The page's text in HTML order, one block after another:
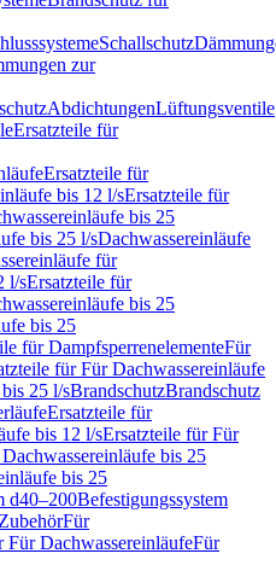
Schallschutz
zur
AbdichtungenLüftungsventile
Ersatzteile für
Ersatzteile für
bis 12 l/sErsatzteile für
bis 25
bis 25 l/sDachwassereinläufe
für
l/sErsatzteile für
bis 25
bis 25
für DampfsperrenelementeFür
für Für Dachwassereinläufe
25 l/sBrandschutzBrandschutz
Ersatzteile für
bis 12 l/sErsatzteile für Für
bis 25
bis 25
d40–200Befestigungssystem
Für
Für DachwassereinläufeFür